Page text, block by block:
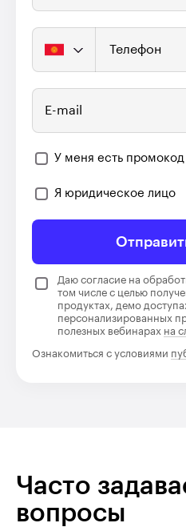
Телефон
E-mail
У меня есть промокод
Я юридическое лицо
Даю согласие на
том числе с целью
продуктах, демо
персонализированных
полезных вебинарах на
Ознакомиться с условиями
Часто
вопросы